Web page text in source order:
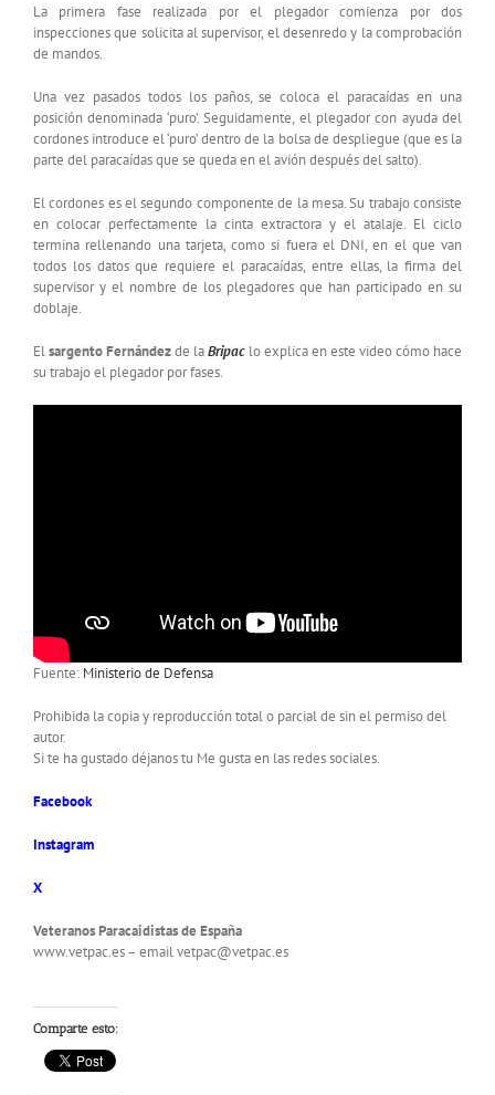
La primera fase realizada por el plegador comienza por dos
inspecciones que solicita al supervisor, el desenredo y la comprobación
de mandos.
Una vez pasados todos los paños, se coloca el paracaídas en una
posición denominada ‘puro’. Seguidamente, el plegador con ayuda del
cordones introduce el ‘puro’ dentro de la bolsa de despliegue (que es la
parte del paracaídas que se queda en el avión después del salto).
El cordones es el segundo componente de la mesa. Su trabajo consiste
en colocar perfectamente la cinta extractora y el atalaje. El ciclo
termina rellenando una tarjeta, como si fuera el DNI, en el que van
todos los datos que requiere el paracaídas, entre ellas, la firma del
supervisor y el nombre de los plegadores que han participado en su
doblaje.
Elsargento Fernándezde laBripaclo explica en este video cómo hace
su trabajo el plegador por fases.
Fuente: Ministerio de Defensa
Prohibida la copia y reproducción total o parcial de sin el permiso del
autor.
Si te ha gustado déjanos tu Me gusta en las redes sociales.
Facebook
Instagram
X
Veteranos Paracaidistas de España
www.vetpac.es – email vetpac@vetpac.es
Comparte esto: